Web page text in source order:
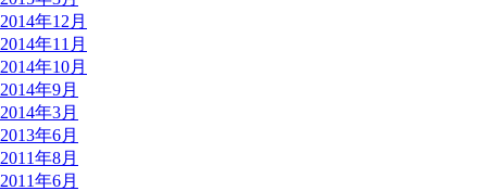
2014年12月
2014年11月
2014年10月
2014年9月
2014年3月
2013年6月
2011年8月
2011年6月